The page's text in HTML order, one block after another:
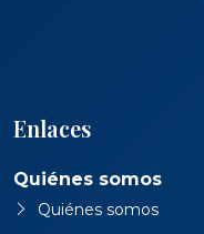
Enlaces
Quiénes somos
Quiénes somos